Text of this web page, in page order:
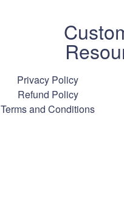
Privacy Policy
Refund Policy
Terms and Conditions